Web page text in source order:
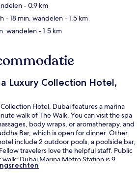
- 0.9 km
- 18 min. wandelen- 1.5 km
wandelen- 1.5 km
Luxury Collection Hotel,
Hotel, Dubai features a marina
walk of The Walk. You can visit the spa
body wraps, or aromatherapy, and
Bar, which is open for dinner. Other
include 2 outdoor pools, a poolside bar,
travelers love the helpful staff. Public
Dubai Marina Metro Station is 9
Stop is 12 minutes.